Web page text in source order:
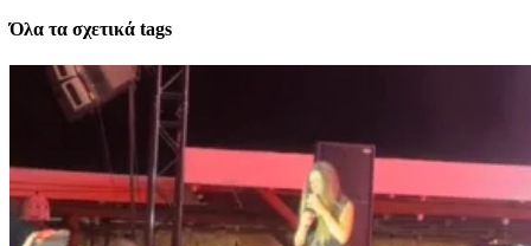
Όλα τα σχετικά tags